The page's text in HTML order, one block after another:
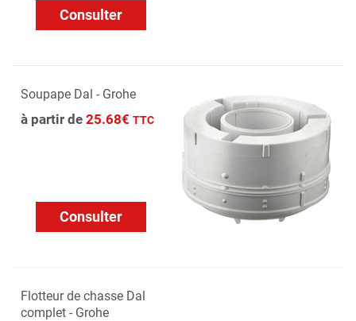
Consulter
Soupape Dal - Grohe
à partir de 25.68€ TTC
Consulter
Flotteur de chasse Dal
complet - Grohe